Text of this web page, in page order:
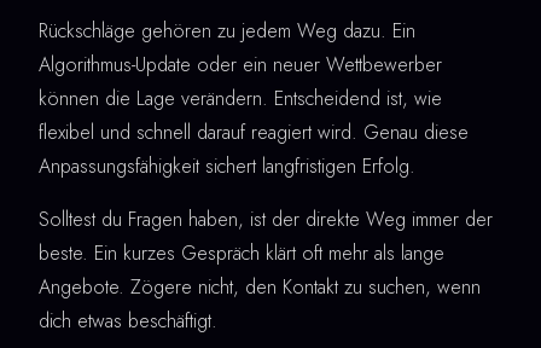
Rückschläge gehören zu jedem Weg dazu. Ein
Algorithmus-Update oder ein neuer Wettbewerber
können die Lage verändern. Entscheidend ist, wie
flexibel und schnell darauf reagiert wird. Genau diese
Anpassungsfähigkeit sichert langfristigen Erfolg.
Solltest du Fragen haben, ist der direkte Weg immer der
beste. Ein kurzes Gespräch klärt oft mehr als lange
Angebote. Zögere nicht, den Kontakt zu suchen, wenn
dich etwas beschäftigt.